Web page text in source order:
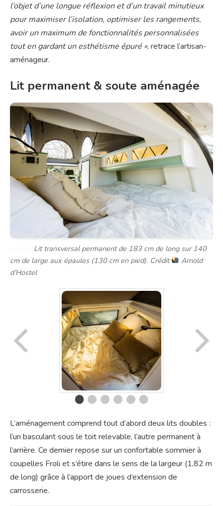
l’objet d’une longue réflexion et d’un travail minutieux
pour maximiser l’isolation, optimiser les rangements,
avoir un maximum de fonctionnalités personnalisées
tout en gardant un esthétisme épuré », retrace l’artisan-
aménageur.
Lit permanent & soute aménagée
Lit transversal permanent de 183 cm de long sur 140
cm de large aux épaules (130 cm en pied). Crédit
Arnold
d’Hostel
L’aménagement comprend tout d’abord deux lits doubles :
l’un basculant sous le toit relevable, l’autre permanent à
l’arrière. Ce dernier repose sur un confortable sommier à
coupelles Froli et s’étire dans le sens de la largeur (1,82 m
de long) grâce à l’apport de joues d’extension de
carrosserie.